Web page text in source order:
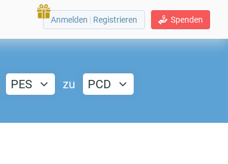
Spenden
Anmelden | Registrieren
PES zu PCD